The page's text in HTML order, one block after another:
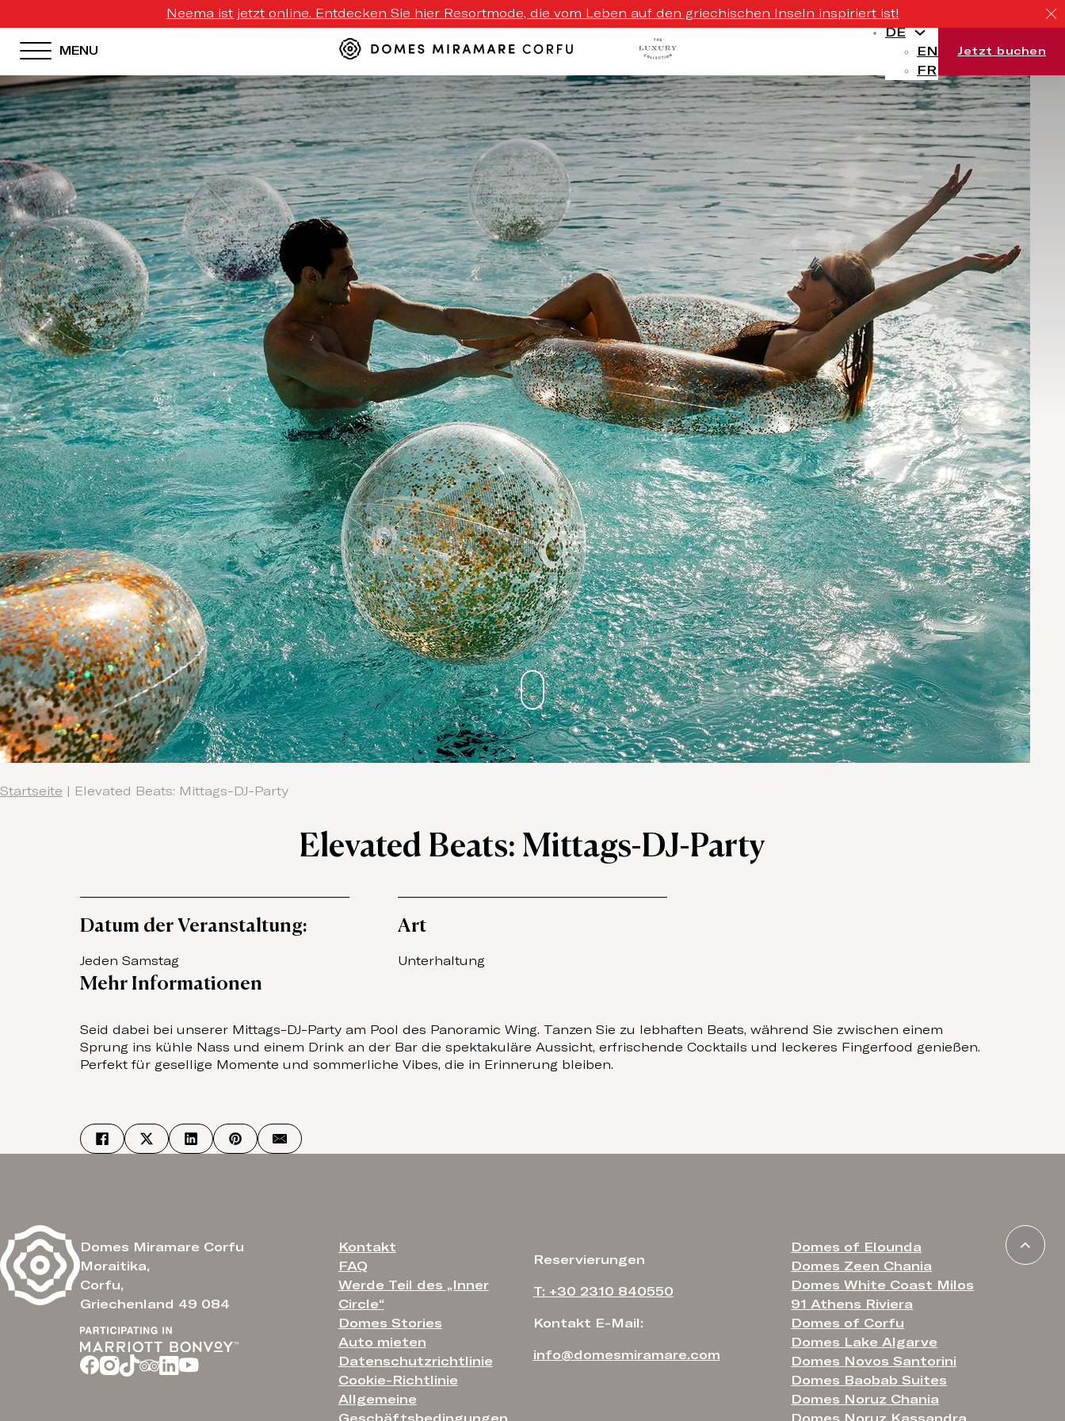
Neema ist jetzt online. Entdecken Sie hier Resortmode, die vom Leben auf den griechischen Inseln inspiriert ist!
HOTEL MENU
Domes Homepage
Our Resorts
Our Destinations
Our Brands
Signature Concepts
Domes Stories
Contact
MENU
DE
EN
FR
Jetzt buchen
Startseite Elevated Beats: Mittags-DJ-Party
Elevated Beats: Mittags-DJ-Party
Datum der Veranstaltung:
Jeden Samstag
Art
Unterhaltung
Mehr Informationen
Seid dabei bei unserer Mittags-DJ-Party am Pool des Panoramic Wing. Tanzen Sie zu lebhaften Beats, während Sie zwischen einem
Sprung ins kühle Nass und einem Drink an der Bar die spektakuläre Aussicht, erfrischende Cocktails und leckeres Fingerfood genießen.
Perfekt für gesellige Momente und sommerliche Vibes, die in Erinnerung bleiben.
Domes Miramare Corfu
Moraitika,
Corfu,
Griechenland 49 084
Kontakt
FAQ
Werde Teil des „Inner
Circle“
Domes Stories
Auto mieten
Datenschutzrichtlinie
Cookie-Richtlinie
Allgemeine
Geschäftsbedingungen
Reservierungen
T: +30 2310 840550
Kontakt E-Mail:
info@domesmiramare.com
Domes of Elounda
Domes Zeen Chania
Domes White Coast Milos
91 Athens Riviera
Domes of Corfu
Domes Lake Algarve
Domes Novos Santorini
Domes Baobab Suites
Domes Noruz Chania
Domes Noruz Kassandra